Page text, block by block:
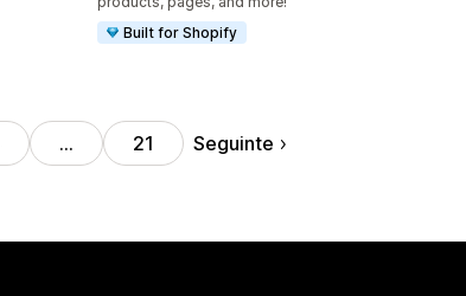
Built for Shopify
… 21 Seguinte